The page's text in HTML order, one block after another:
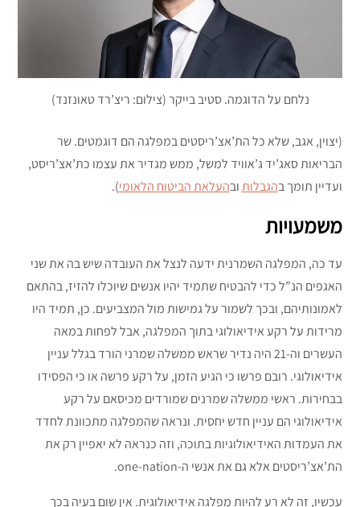
נלחם על הדוֺגמה. סטיב בייקר (צילום: ריצ’רד טאונזנד)
(יצוין, אגב, שלא כל הת’אצ’ריסטים במפלגה הם דוגמטים. שר
הבריאות סאג’יד ג’אוויד למשל, ממש מגדיר את עצמו כת’אצ’ריסט,
ועדיין תומך בהגבלותובהעלאת הביטוח הלאומי).
משמעויות
עד כה, המפלגה השמרנית ידעה לנצל את העובדה שיש בה את שני
האגפים הנ”ל כדי להבטיח שתמיד יהיו אנשים שיוכלו להזיז, בהתאם
לאמונותיהם, ובכך לשמור על גמישות מול המצביעים. כן, תמיד היו
מרידות על רקע אידיאולוגי בתוך המפלגה, אבל לפחות במאה
העשרים וה-21 היה נדיר שראש ממשלה שמרני הורד בגלל עניין
אידיאולוגי. רובם פרשו כי הגיע הזמן, על רקע פרשה או כי הפסידו
בבחירות. ראשי ממשלה שמרנים שמורדים מכיסאם על רקע
אידיאולוגי הם עניין חדש יחסית. ונראה שהמפלגה מתכוונת לחדד
את העמדות האידיאולוגיות בתוכה, וזה כנראה לא יאפיין רק את
הת’אצ’ריסטים אלא גם את אנשי ה-one-nation.
עכשיו, זה לא רע להיות מפלגה אידיאולוגית. אין שום בעיה בכך